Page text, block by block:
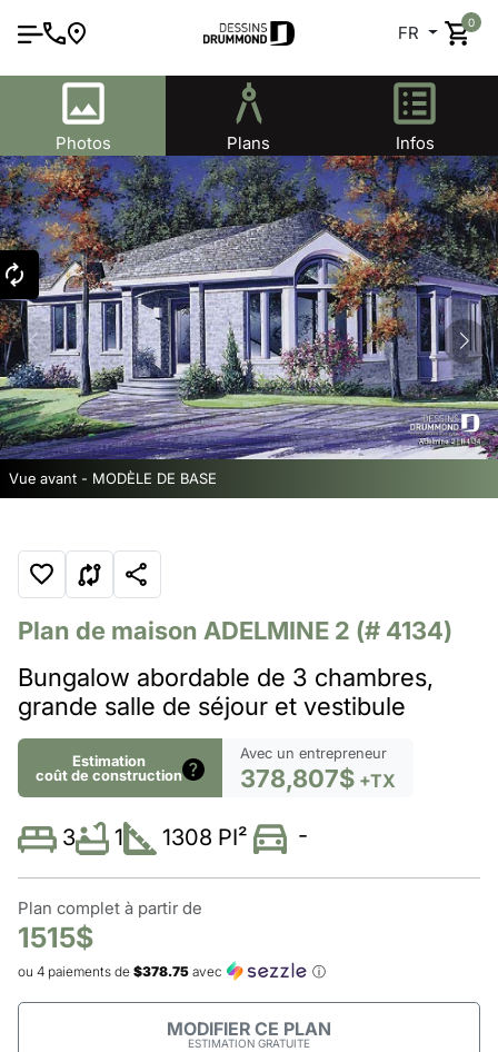
FR
0
Vue avant - MODÈLE DE BASE
Photos Plans Infos
Plan de maison ADELMINE 2 (# 4134)
Bungalow abordable de 3 chambres,
grande salle de séjour et vestibule
Estimation
coût de construction
Avec un entrepreneur
378,807$ +TX
3 1 1308 PI² -
Plan complet à partir de
1515$
ou 4 paiements de $378.75 avec ⓘ
MODIFIER CE PLAN
ESTIMATION GRATUITE